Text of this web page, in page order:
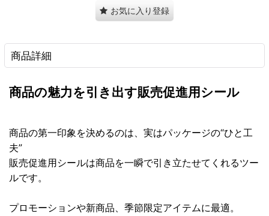
お気に入り登録
商品詳細
商品の魅力を引き出す販売促進用シール
商品の第一印象を決めるのは、実はパッケージの“ひと工
夫”
販売促進用シールは商品を一瞬で引き立たせてくれるツー
ルです。
プロモーションや新商品、季節限定アイテムに最適。